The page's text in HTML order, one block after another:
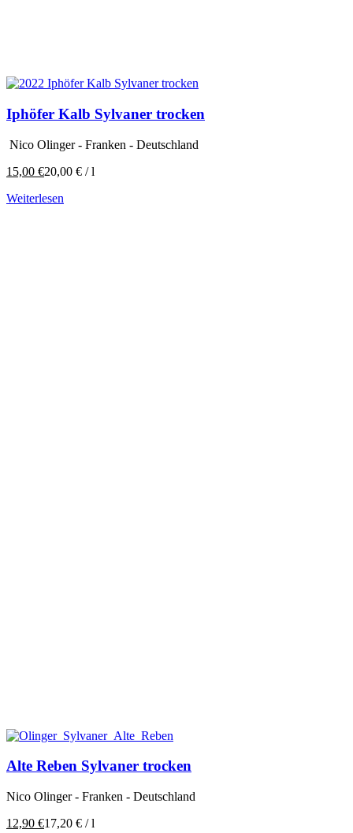
Iphöfer Kalb Sylvaner trocken
Nico Olinger - Franken - Deutschland
15,00 €20,00 € /l
Weiterlesen
Alte Reben Sylvaner trocken
Nico Olinger - Franken - Deutschland
12,90 €17,20 € /l